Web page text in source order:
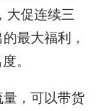
大促连续三
最大福利，
。
，可以带货